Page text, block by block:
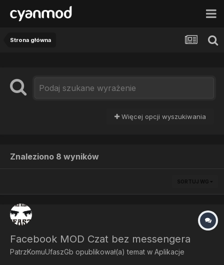
Strona główna
Więcej opcji wyszukiwania
Znaleziono 8 wyników
SORTUJ WG
Facebook MOD Czat bez messengera
PatrzKomuUfaszGb opublikował(a) temat w Aplikacje